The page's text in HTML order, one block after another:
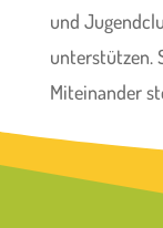
und
unterstützen.
Miteinander